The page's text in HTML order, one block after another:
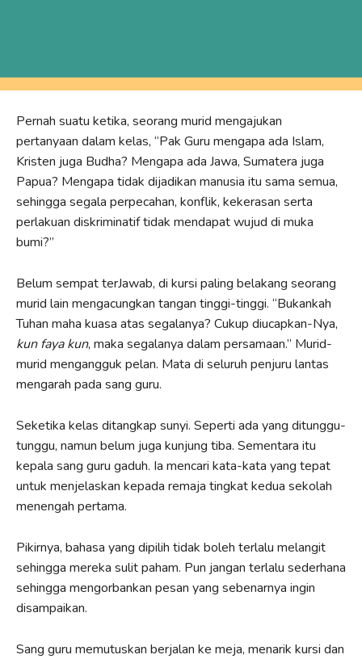
Pernah suatu ketika, seorang murid mengajukan
pertanyaan dalam kelas, “Pak Guru mengapa ada Islam,
Kristen juga Budha? Mengapa ada Jawa, Sumatera juga
Papua? Mengapa tidak dijadikan manusia itu sama semua,
sehingga segala perpecahan, konflik, kekerasan serta
perlakuan diskriminatif tidak mendapat wujud di muka
bumi?”
Belum sempat terJawab, di kursi paling belakang seorang
murid lain mengacungkan tangan tinggi-tinggi. “Bukankah
Tuhan maha kuasa atas segalanya? Cukup diucapkan-Nya,
kun faya kun, maka segalanya dalam persamaan.” Murid-
murid mengangguk pelan. Mata di seluruh penjuru lantas
mengarah pada sang guru.
Seketika kelas ditangkap sunyi. Seperti ada yang ditunggu-
tunggu, namun belum juga kunjung tiba. Sementara itu
kepala sang guru gaduh. Ia mencari kata-kata yang tepat
untuk menjelaskan kepada remaja tingkat kedua sekolah
menengah pertama.
Pikirnya, bahasa yang dipilih tidak boleh terlalu melangit
sehingga mereka sulit paham. Pun jangan terlalu sederhana
sehingga mengorbankan pesan yang sebenarnya ingin
disampaikan.
Sang guru memutuskan berjalan ke meja, menarik kursi dan